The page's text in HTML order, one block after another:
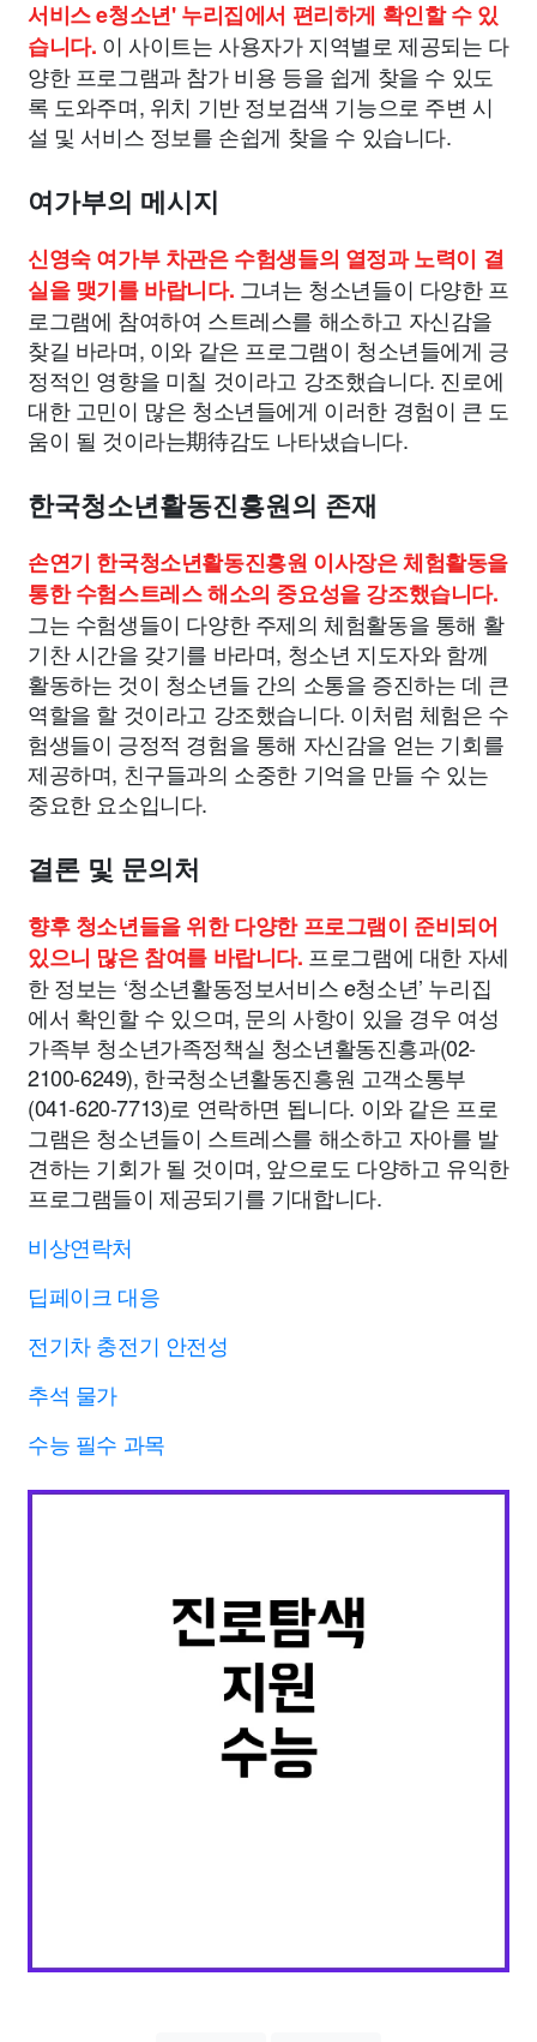
서비스 e청소년' 누리집에서 편리하게 확인할 수 있
습니다. 이 사이트는 사용자가 지역별로 제공되는 다
양한 프로그램과 참가 비용 등을 쉽게 찾을 수 있도
록 도와주며, 위치 기반 정보검색 기능으로 주변 시
설 및 서비스 정보를 손쉽게 찾을 수 있습니다.
여가부의 메시지
신영숙 여가부 차관은 수험생들의 열정과 노력이 결
실을 맺기를 바랍니다. 그녀는 청소년들이 다양한 프
로그램에 참여하여 스트레스를 해소하고 자신감을
찾길 바라며, 이와 같은 프로그램이 청소년들에게 긍
정적인 영향을 미칠 것이라고 강조했습니다. 진로에
대한 고민이 많은 청소년들에게 이러한 경험이 큰 도
움이 될 것이라는期待감도 나타냈습니다.
한국청소년활동진흥원의 존재
손연기 한국청소년활동진흥원 이사장은 체험활동을
통한 수험스트레스 해소의 중요성을 강조했습니다.
그는 수험생들이 다양한 주제의 체험활동을 통해 활
기찬 시간을 갖기를 바라며, 청소년 지도자와 함께
활동하는 것이 청소년들 간의 소통을 증진하는 데 큰
역할을 할 것이라고 강조했습니다. 이처럼 체험은 수
험생들이 긍정적 경험을 통해 자신감을 얻는 기회를
제공하며, 친구들과의 소중한 기억을 만들 수 있는
중요한 요소입니다.
결론 및 문의처
향후 청소년들을 위한 다양한 프로그램이 준비되어
있으니 많은 참여를 바랍니다. 프로그램에 대한 자세
한 정보는 ‘청소년활동정보서비스 e청소년’ 누리집
에서 확인할 수 있으며, 문의 사항이 있을 경우 여성
가족부 청소년가족정책실 청소년활동진흥과(02-
2100-6249), 한국청소년활동진흥원 고객소통부
(041-620-7713)로 연락하면 됩니다. 이와 같은 프로
그램은 청소년들이 스트레스를 해소하고 자아를 발
견하는 기회가 될 것이며, 앞으로도 다양하고 유익한
프로그램들이 제공되기를 기대합니다.
비상연락처
딥페이크 대응
전기차 충전기 안전성
추석 물가
수능 필수 과목